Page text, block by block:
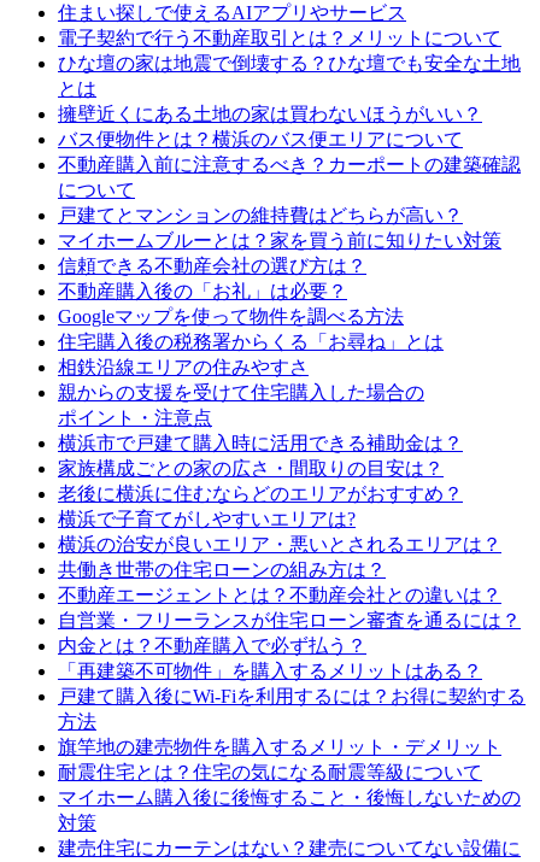
住まい探しで使えるAIアプリやサービス
電子契約で行う不動産取引とは？メリットについて
ひな壇の家は地震で倒壊する？ひな壇でも安全な土地
とは
擁壁近くにある土地の家は買わないほうがいい？
バス便物件とは？横浜のバス便エリアについて
不動産購入前に注意するべき？カーポートの建築確認
について
戸建てとマンションの維持費はどちらが高い？
マイホームブルーとは？家を買う前に知りたい対策
信頼できる不動産会社の選び方は？
不動産購入後の「お礼」は必要？
Googleマップを使って物件を調べる方法
住宅購入後の税務署からくる「お尋ね」とは
相鉄沿線エリアの住みやすさ
親からの支援を受けて住宅購入した場合の
ポイント・注意点
横浜市で戸建て購入時に活用できる補助金は？
家族構成ごとの家の広さ・間取りの目安は？
老後に横浜に住むならどのエリアがおすすめ？
横浜で子育てがしやすいエリアは?
横浜の治安が良いエリア・悪いとされるエリアは？
共働き世帯の住宅ローンの組み方は？
不動産エージェントとは？不動産会社との違いは？
自営業・フリーランスが住宅ローン審査を通るには？
内金とは？不動産購入で必ず払う？
「再建築不可物件」を購入するメリットはある？
戸建て購入後にWi-Fiを利用するには？お得に契約する
方法
旗竿地の建売物件を購入するメリット・デメリット
耐震住宅とは？住宅の気になる耐震等級について
マイホーム購入後に後悔すること・後悔しないための
対策
建売住宅にカーテンはない？建売についてない設備に